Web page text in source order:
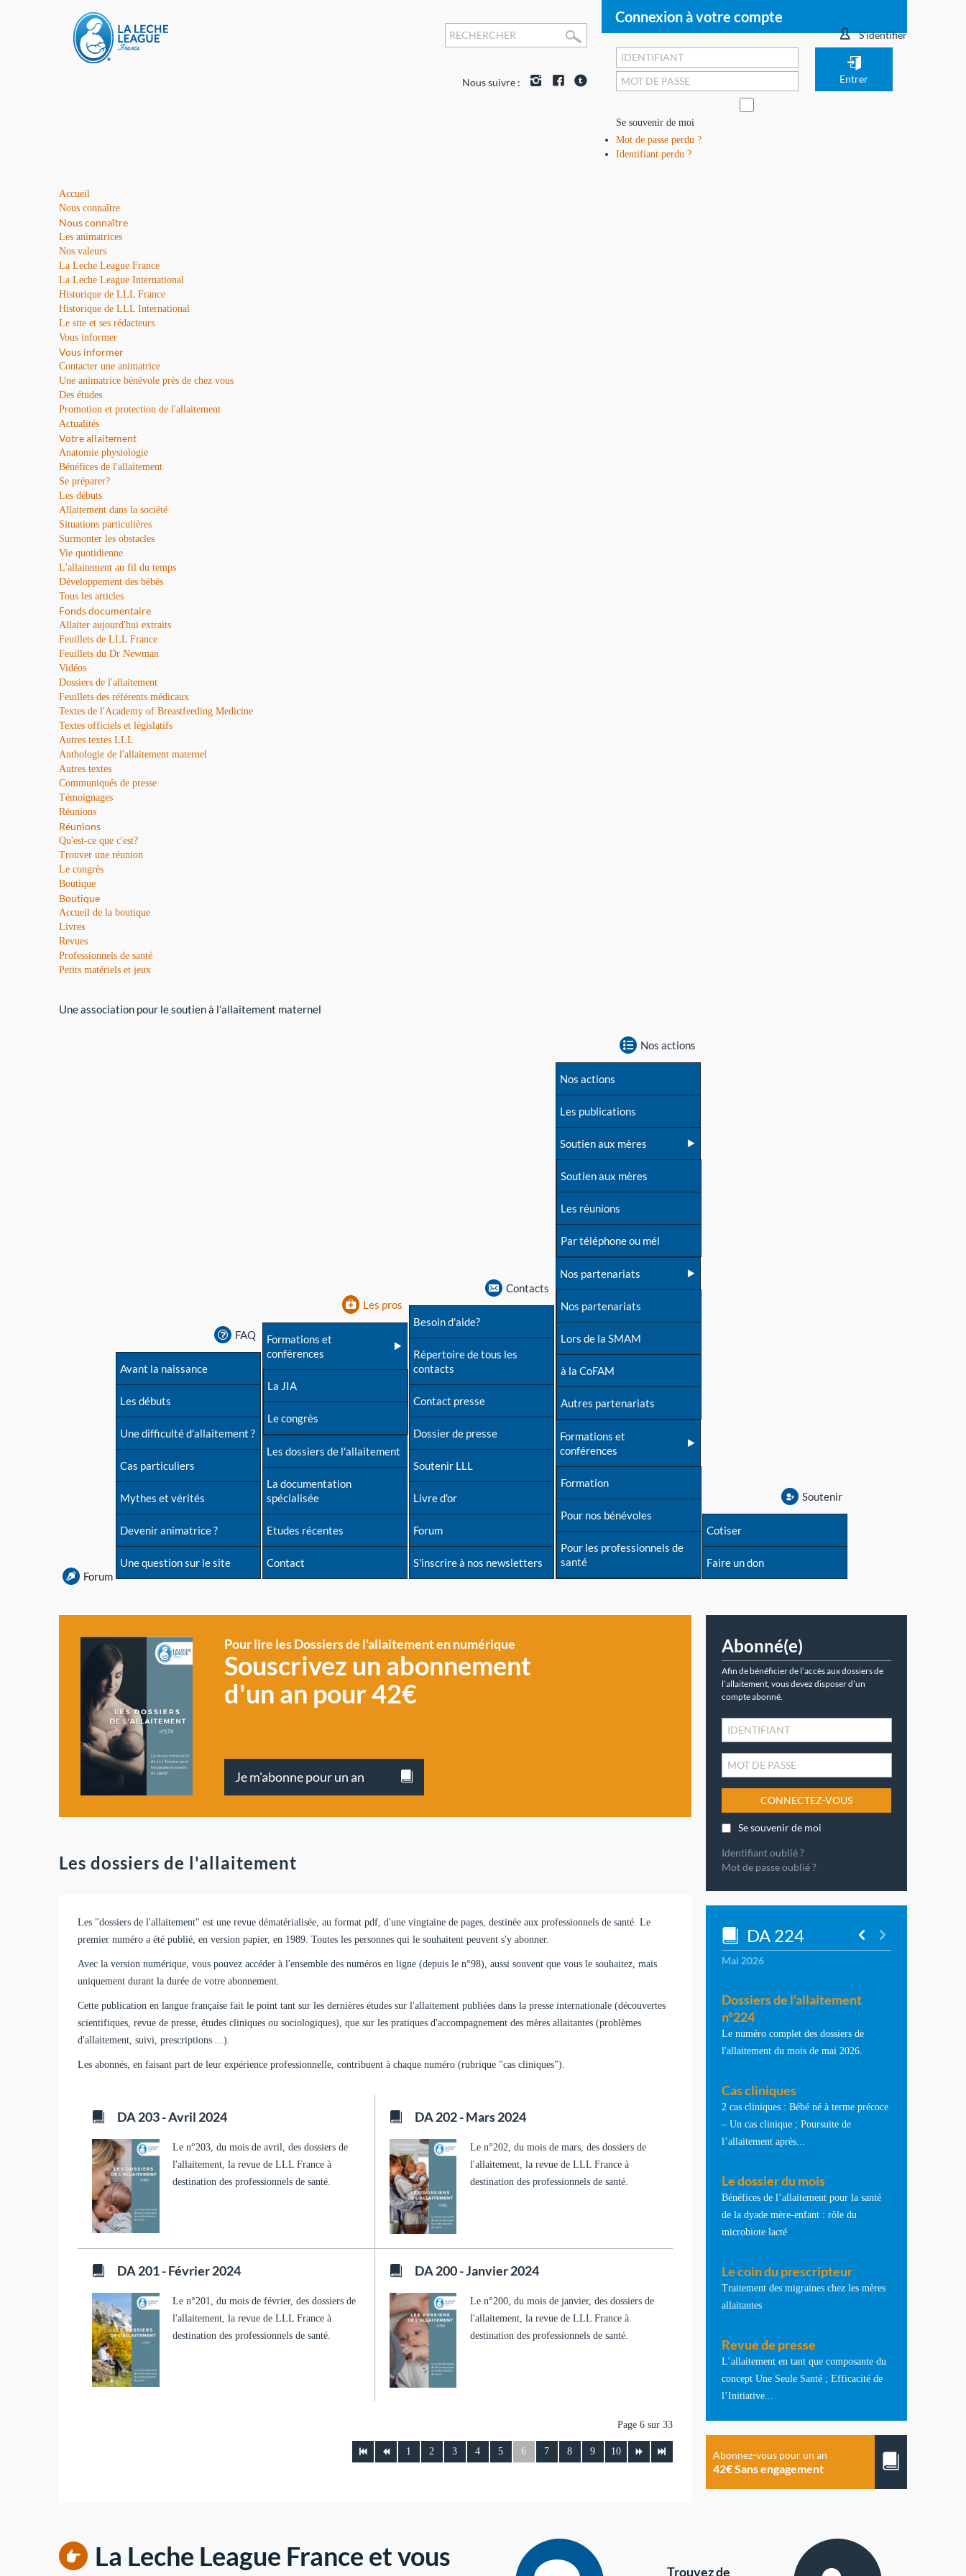
S'identifier
Connexion à votre compte
Se souvenir de moi
Mot de passe perdu ?
Identifiant perdu ?
Nous suivre :
Accueil
Nous connaître
Nous connaître
Les animatrices
Nos valeurs
La Leche League France
La Leche League International
Historique de LLL France
Historique de LLL International
Le site et ses rédacteurs
Vous informer
Vous informer
Contacter une animatrice
Une animatrice bénévole près de chez vous
Des études
Promotion et protection de l'allaitement
Actualités
Votre allaitement
Anatomie physiologie
Bénéfices de l'allaitement
Se préparer?
Les débuts
Allaitement dans la société
Situations particulières
Surmonter les obstacles
Vie quotidienne
L'allaitement au fil du temps
Développement des bébés
Tous les articles
Fonds documentaire
Allaiter aujourd'hui extraits
Feuillets de LLL France
Feuillets du Dr Newman
Vidéos
Dossiers de l'allaitement
Feuillets des référents médicaux
Textes de l'Academy of Breastfeeding Medicine
Textes officiels et législatifs
Autres textes LLL
Anthologie de l'allaitement maternel
Autres textes
Communiqués de presse
Témoignages
Réunions
Réunions
Qu'est-ce que c'est?
Trouver une réunion
Le congrès
Boutique
Boutique
Accueil de la boutique
Livres
Revues
Professionnels de santé
Petits matériels et jeux
Une association pour le soutien à l’allaitement maternel
Forum
FAQ
Avant la naissance
Les débuts
Une difficulté d'allaitement ?
Cas particuliers
Mythes et vérités
Devenir animatrice ?
Une question sur le site
Les pros
Formations et
conférences
La JIA
Le congrès
Les dossiers de l'allaitement
La documentation
spécialisée
Etudes récentes
Contact
Contacts
Besoin d'aide?
Répertoire de tous les
contacts
Contact presse
Dossier de presse
Soutenir LLL
Livre d'or
Forum
S'inscrire à nos newsletters
Nos actions
Nos actions
Les publications
Soutien aux mères
Soutien aux mères
Les réunions
Par téléphone ou mél
Nos partenariats
Nos partenariats
Lors de la SMAM
à la CoFAM
Autres partenariats
Formations et
conférences
Formation
Pour nos bénévoles
Pour les professionnels de
santé
Soutenir
Cotiser
Faire un don
Pour lire les Dossiers de l'allaitement en numérique
Souscrivez un abonnement
d'un an pour 42€
Je m'abonne pour un an
Les dossiers de l'allaitement
Les "dossiers de l'allaitement" est une revue dématérialisée, au format pdf, d'une vingtaine de pages, destinée aux professionnels de santé. Le
premier numéro a été publié, en version papier, en 1989. Toutes les personnes qui le souhaitent peuvent s'y abonner.
Avec la version numérique, vous pouvez accéder à l'ensemble des numéros en ligne (depuis le n°98), aussi souvent que vous le souhaitez, mais
uniquement durant la durée de votre abonnement.
Cette publication en langue française fait le point tant sur les dernières études sur l'allaitement publiées dans la presse internationale (découvertes
scientifiques, revue de presse, études cliniques ou sociologiques), que sur les pratiques d'accompagnement des mères allaitantes (problèmes
d'allaitement, suivi, prescriptions ...).
Les abonnés, en faisant part de leur expérience professionnelle, contribuent à chaque numéro (rubrique "cas cliniques").
DA 203 - Avril 2024
Le n°203, du mois de avril, des dossiers de
l'allaitement, la revue de LLL France à
destination des professionnels de santé.
DA 202 - Mars 2024
Le n°202, du mois de mars, des dossiers de
l'allaitement, la revue de LLL France à
destination des professionnels de santé.
DA 201 - Février 2024
Le n°201, du mois de février, des dossiers de
l'allaitement, la revue de LLL France à
destination des professionnels de santé.
DA 200 - Janvier 2024
Le n°200, du mois de janvier, des dossiers de
l'allaitement, la revue de LLL France à
destination des professionnels de santé.
Page 6 sur 33
1 2 3 4 5 6 7 8 9 10
Abonné(e)
Afin de bénéficier de l’accès aux dossiers de
l’allaitement, vous devez disposer d’un
compte abonné.
CONNECTEZ-VOUS
Se souvenir de moi
Identifiant oublié ?
Mot de passe oublié ?
DA 224
Mai 2026
Dossiers de l'allaitement
n°224
Le numéro complet des dossiers de
l'allaitement du mois de mai 2026.
Cas cliniques
2 cas cliniques : Bébé né à terme précoce
– Un cas clinique ; Poursuite de
l’allaitement après...
Le dossier du mois
Bénéfices de l’allaitement pour la santé
de la dyade mère-enfant : rôle du
microbiote lacté
Le coin du prescripteur
Traitement des migraines chez les mères
allaitantes
Revue de presse
L’allaitement en tant que composante du
concept Une Seule Santé ; Efficacité de
l’Initiative...
Abonnez-vous pour un an
42€ Sans engagement
La Leche League France et vous Trouvez de